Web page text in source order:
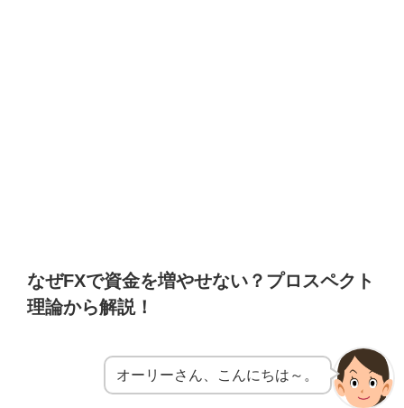
なぜFXで資金を増やせない？プロスペクト
理論から解説！
オーリーさん、こんにちは～。